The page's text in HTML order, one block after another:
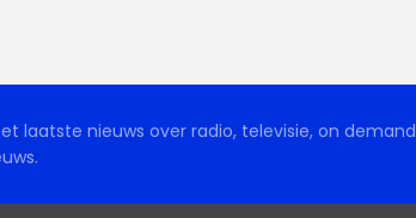
laatste nieuws over radio, televisie, on demand